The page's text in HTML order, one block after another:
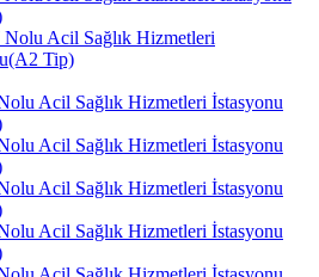
Nolu Acil Sağlık Hizmetleri
Tip)
Acil Sağlık Hizmetleri İstasyonu
Acil Sağlık Hizmetleri İstasyonu
Acil Sağlık Hizmetleri İstasyonu
Acil Sağlık Hizmetleri İstasyonu